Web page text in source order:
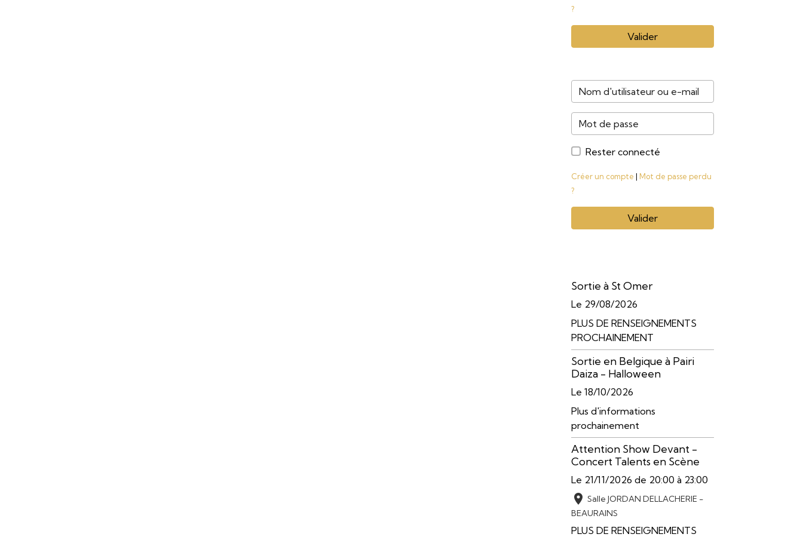
?
Valider
Rester connecté
Créer un compte | Mot de passe perdu
?
Valider
Sortie à St Omer
Le 29/08/2026
PLUS DE RENSEIGNEMENTS
PROCHAINEMENT
Sortie en Belgique à Pairi
Daiza - Halloween
Le 18/10/2026
Plus d'informations
prochainement
Attention Show Devant -
Concert Talents en Scène
Le 21/11/2026 de 20:00 à 23:00
Salle JORDAN DELLACHERIE -
BEAURAINS
PLUS DE RENSEIGNEMENTS